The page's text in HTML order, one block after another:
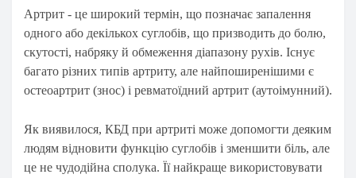
Артрит - це широкий термін, що позначає запалення
одного або декількох суглобів, що призводить до болю,
скутості, набряку й обмеження діапазону рухів. Існує
багато різних типів артриту, але найпоширенішими є
остеоартрит (знос) і ревматоїдний артрит (аутоімунний).
Як виявилося, КБД при артриті може допомогти деяким
людям відновити функцію суглобів і зменшити біль, але
це не чудодійна сполука. Її найкраще використовувати